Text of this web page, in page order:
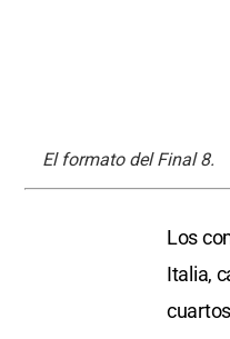
El formato del Final 8.
Los
Italia,